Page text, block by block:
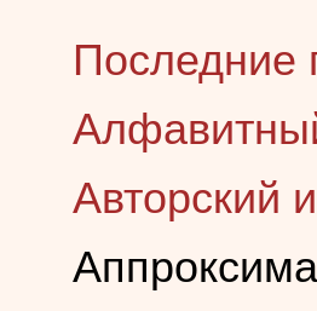
Последние
Авторский